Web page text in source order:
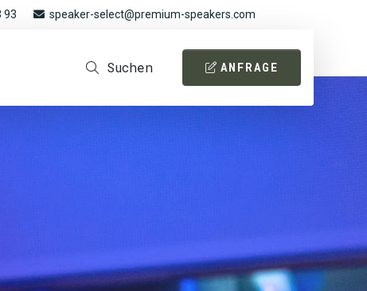
93 speaker-select@premium-speakers.com
Suchen ANFRAGE